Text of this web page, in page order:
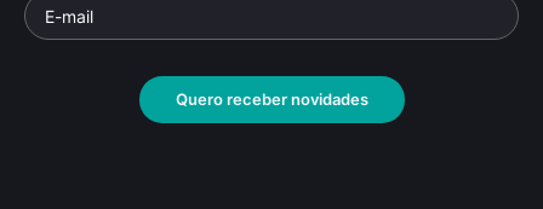
Quero receber novidades